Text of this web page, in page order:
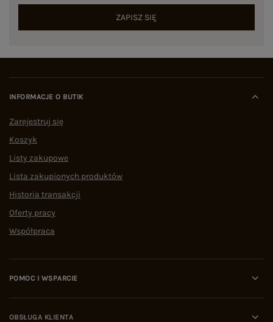
ZAPISZ SIĘ
INFORMACJE O BUTIK
Zarejestruj się
Koszyk
Listy zakupowe
Lista zakupionych produktów
Historia transakcji
Oferty pracy
Współpraca
POMOC I WSPARCIE
OBSŁUGA KLIENTA